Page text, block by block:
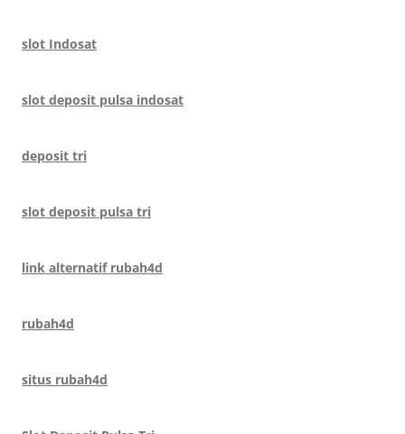
slot Indosat
slot deposit pulsa indosat
deposit tri
slot deposit pulsa tri
link alternatif rubah4d
rubah4d
situs rubah4d